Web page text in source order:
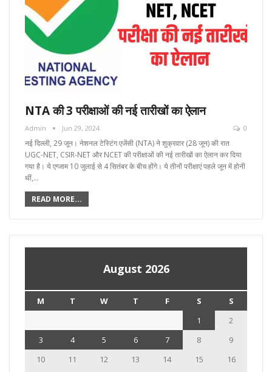
NTA की 3 परीक्षाओं की नई तारीखों का ऐलान
Admin Jun 29, 2024 0
नई दिल्ली, 29 जून। नेशनल टेस्टिंग एजेंसी (NTA) ने शुक्रवार (28 जून) की रात
UGC-NET, CSIR-NET और NCET की परीक्षाओं की नई तारीखों का ऐलान कर दिया
गया है। ये एग्जाम 10 जुलाई से 4 सितंबर के बीच होंगे। ये तीनों परीक्षाएं पहले जून में होनी
थीं,…
READ MORE...
August 2026
M T W T F S
S
1
2
3
4 5 6 7 8
9
10
11 12 13 14 15
16